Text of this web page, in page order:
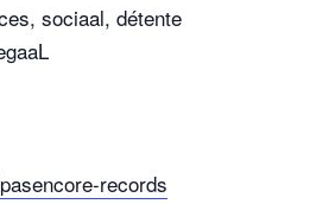
sociaal, détente
records